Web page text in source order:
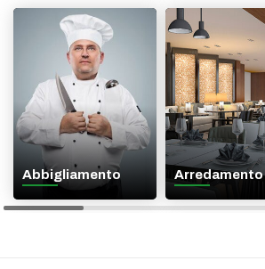
Abbigliamento Arredamento